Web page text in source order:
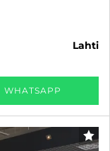
lahti
WHATSAPP